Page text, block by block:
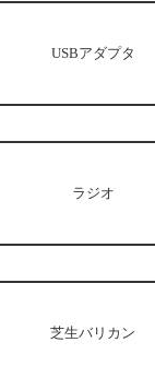
USBアダプタ
ラジオ
芝生バリカン